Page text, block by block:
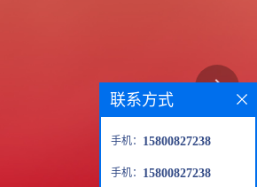
联系方式
手机： 15800827238
手机： 15800827238